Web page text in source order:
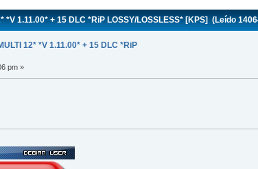
*V 1.11.00* + 15 DLC *RiP LOSSY/LOSSLESS* [KPS] (Leído
12* *V 1.11.00* + 15 DLC *RiP
pm »